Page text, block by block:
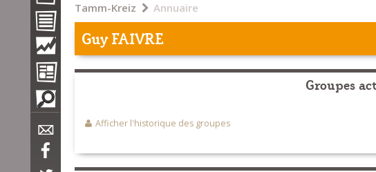
Tamm-Kreiz Annuaire
Guy FAIVRE
Groupes
Afficher l'historique des groupes